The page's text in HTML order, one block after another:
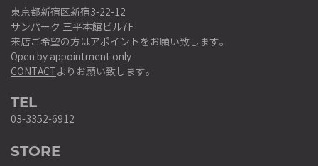
東京都新宿区新宿3-22-12
サンパーク 三平本館ビル7F
来店ご希望の方はアポイントをお願い致します。
Open by appointment only
CONTACTよりお願い致します。
TEL
03-3352-6912
STORE